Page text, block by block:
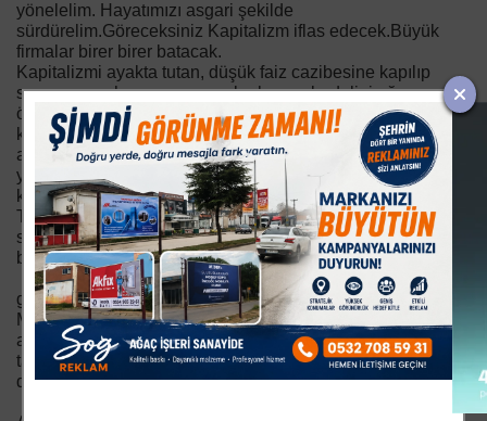
yönelelim. Hayatımızı asgari şekilde
sürdürelim.Göreceksiniz Kapitalizm iflas edecek.Büyük
firmalar birer birer batacak.
Kapitalizmi ayakta tutan, düşük faiz cazibesine kapılıp
sorumsuzca harcama yapanlar bunun bedelini ağır
öderler.Bugünkü durumları iyi olabilir.Gelecekte nelerle
karşılaşacağımızı kimse bilemez.Ölçülü yaşamaya
alışalım.Bankalardan uzak duralım.2002 yılında
yaklaşık 3 milyon kişi bankalara tüketici kredisi ve konut
kredisi borçlusu iken, TBB yayınladığı raporlarda 2020
Temmuz ayında tüketici ve konut kredisi kullanan kişi
sayısı 33,4 milyona çıkmıştır.Bankacılık sektörünün
büyük kısmı yabancıların.Niçin bunlara yem oluyoruz.
Harcamalarımızı azaltalım, tasarrufa
gidelim.Müslümanlara hakaret eden bu ülkeler, yine
Müslümanların sırtından beslenen büyük şirketlerle
ayakta duruyorlar.Biz Müslümanlar yabancı malların
tamamını boykot eder, harcamalarımızı azaltırsak onları
dize getirebiliriz.